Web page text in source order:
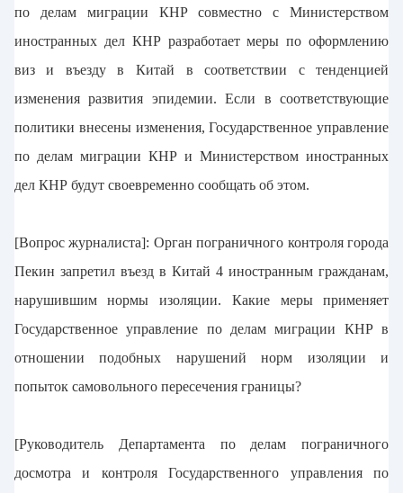
по делам миграции КНР совместно с Министерством
иностранных дел КНР разработает меры по оформлению
виз и въезду в Китай в соответствии с тенденцией
изменения развития эпидемии. Если в соответствующие
политики внесены изменения, Государственное управление
по делам миграции КНР и Министерством иностранных
дел КНР будут своевременно сообщать об этом.
[Вопрос журналиста]: Орган пограничного контроля города
Пекин запретил въезд в Китай 4 иностранным гражданам,
нарушившим нормы изоляции. Какие меры применяет
Государственное управление по делам миграции КНР в
отношении подобных нарушений норм изоляции и
попыток самовольного пересечения границы?
[Руководитель Департамента по делам пограничного
досмотра и контроля Государственного управления по